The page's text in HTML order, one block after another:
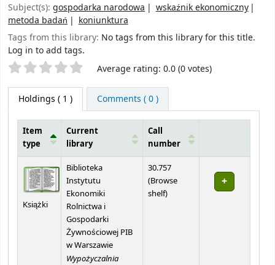
Subject(s): gospodarka narodowa
wskaźnik ekonomiczny
metoda badań
koniunktura
Tags from this library: No tags from this library for this title.
Log in to add tags.
Star ratings Average rating: 0.0 (0 votes)
Holdings ( 1 ) Comments ( 0 )
Item
type
Current
library
Call
number
Książki
Biblioteka
Instytutu
Ekonomiki
Rolnictwa i
Gospodarki
Żywnościowej PIB
w Warszawie
Wypożyczalnia
30.757
(Browse
shelf(Opens below)
)